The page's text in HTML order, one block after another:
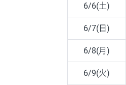
6/6(土)
6/7(日)
6/8(月)
6/9(火)